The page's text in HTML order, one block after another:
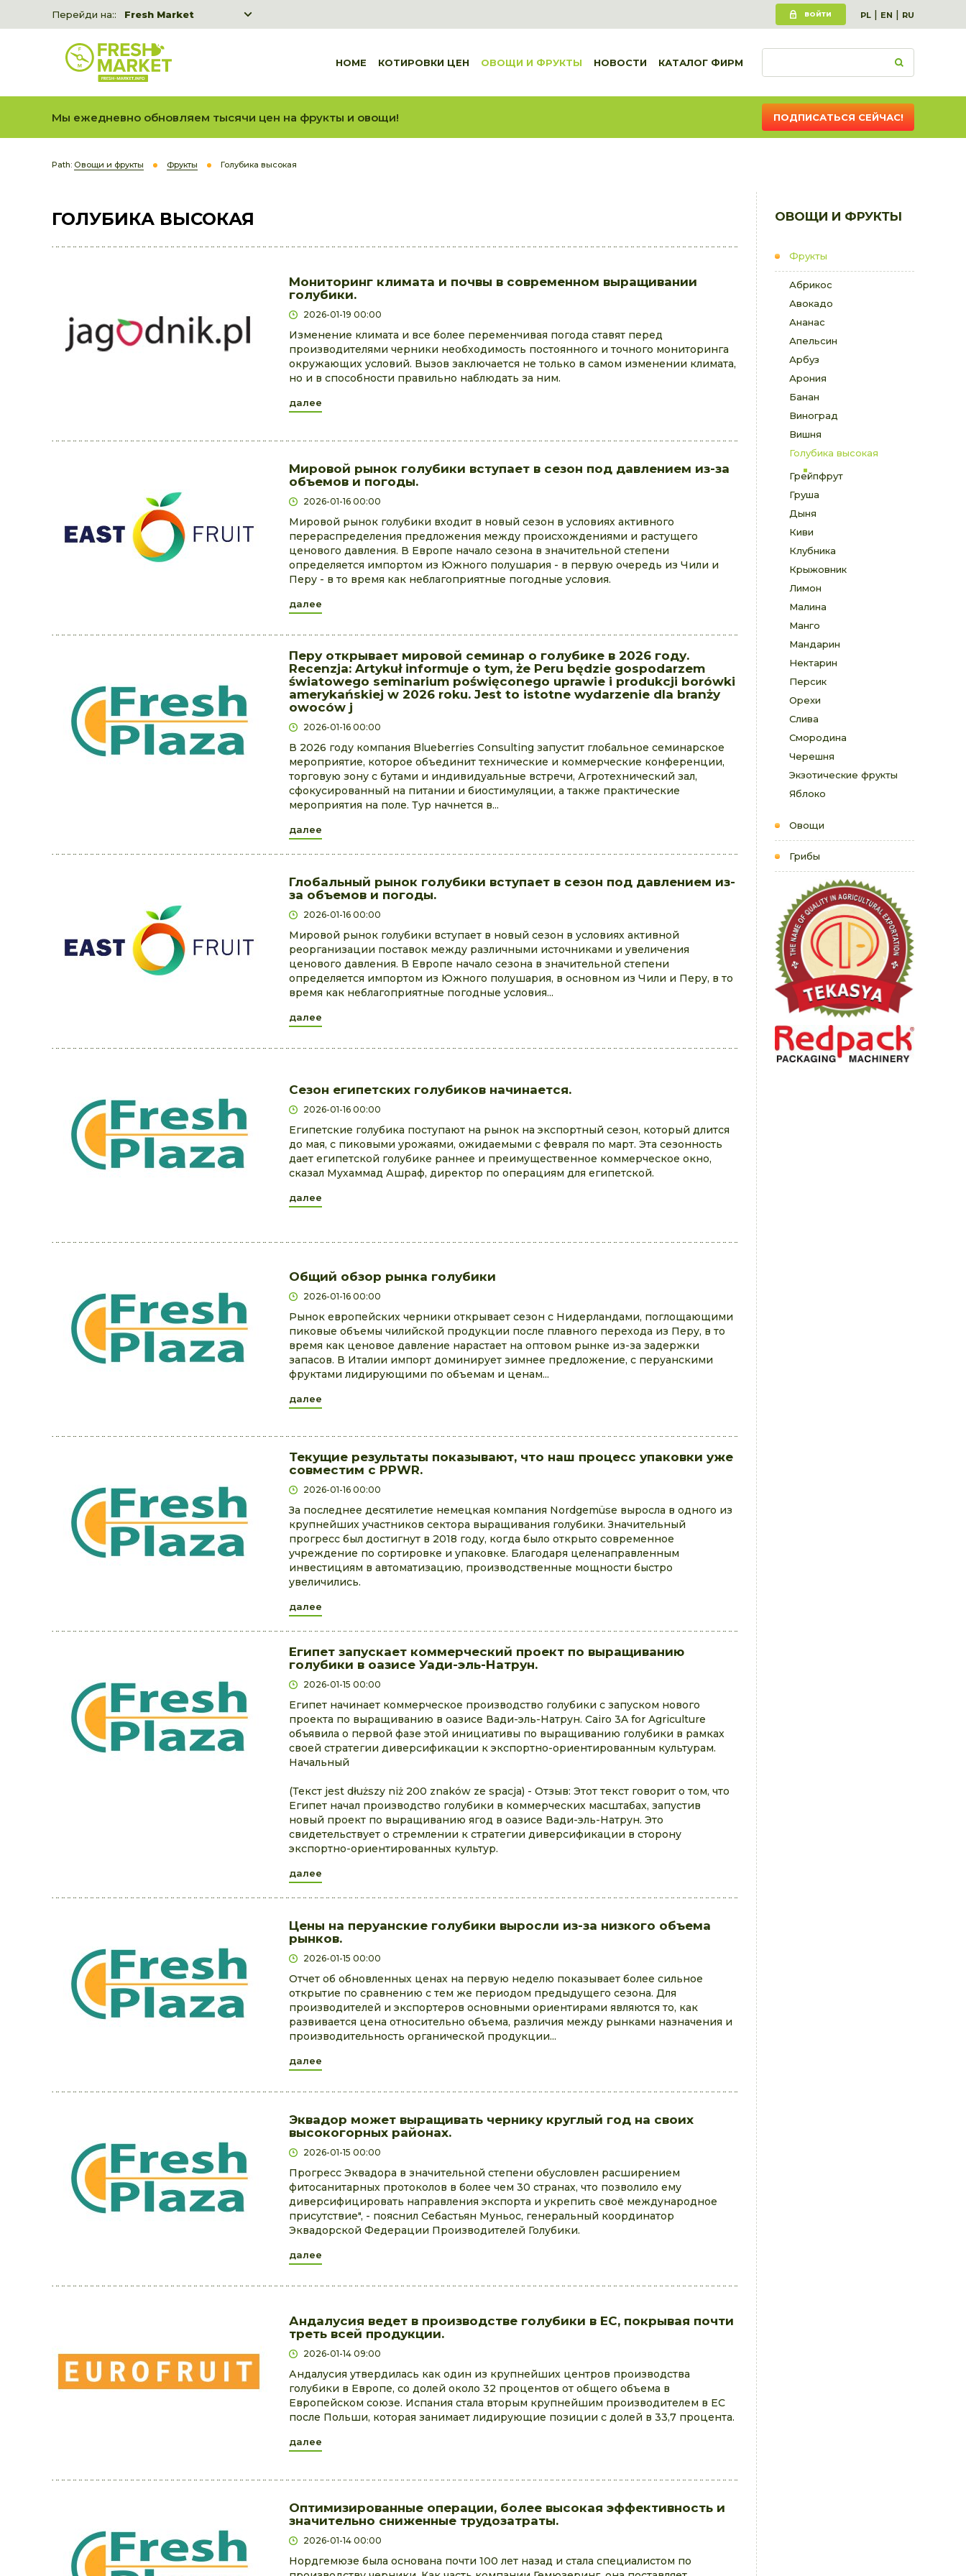
Перейди на::
Fresh Market
Fresh Market event B2B
ВОЙТИ PL | EN | RU
HOME КОТИРОВКИ ЦЕН ОВОЩИ И ФРУКТЫ НОВОСТИ КАТАЛОГ ФИРМ
Мы ежедневно обновляем тысячи цен на фрукты и овощи! ПОДПИСАТЬСЯ СЕЙЧАС!
Path: Овощи и фрукты Фрукты Голубика высокая
ОВОЩИ И ФРУКТЫ
Фрукты
Абрикос
Авокадо
Ананас
Апельсин
Арбуз
Арония
Банан
Виноград
Вишня
Голубика высокая
Грейпфрут
Груша
Дыня
Киви
Клубника
Крыжовник
Лимон
Малина
Манго
Мандарин
Нектарин
Персик
Орехи
Слива
Смородина
Черешня
Экзотические фрукты
Яблоко
Овощи
Грибы
ГОЛУБИКА ВЫСОКАЯ
Мониторинг климата и почвы в современном выращивании
голубики.
2026-01-19 00:00
Изменение климата и все более переменчивая погода ставят перед
производителями черники необходимость постоянного и точного мониторинга
окружающих условий. Вызов заключается не только в самом изменении климата,
но и в способности правильно наблюдать за ним.
далее
Мировой рынок голубики вступает в сезон под давлением из-за
объемов и погоды.
2026-01-16 00:00
Мировой рынок голубики входит в новый сезон в условиях активного
перераспределения предложения между происхождениями и растущего
ценового давления. В Европе начало сезона в значительной степени
определяется импортом из Южного полушария - в первую очередь из Чили и
Перу - в то время как неблагоприятные погодные условия.
далее
Перу открывает мировой семинар о голубике в 2026 году.
Recenzja: Artykuł informuje o tym, że Peru będzie gospodarzem
światowego seminarium poświęconego uprawie i produkcji borówki
amerykańskiej w 2026 roku. Jest to istotne wydarzenie dla branży
owoców j
2026-01-16 00:00
В 2026 году компания Blueberries Consulting запустит глобальное семинарское
мероприятие, которое объединит технические и коммерческие конференции,
торговую зону с бутами и индивидуальные встречи, Агротехнический зал,
сфокусированный на питании и биостимуляции, а также практические
мероприятия на поле. Тур начнется в...
далее
Глобальный рынок голубики вступает в сезон под давлением из-
за объемов и погоды.
2026-01-16 00:00
Мировой рынок голубики вступает в новый сезон в условиях активной
реорганизации поставок между различными источниками и увеличения
ценового давления. В Европе начало сезона в значительной степени
определяется импортом из Южного полушария, в основном из Чили и Перу, в то
время как неблагоприятные погодные условия...
далее
Сезон египетских голубиков начинается.
2026-01-16 00:00
Египетские голубика поступают на рынок на экспортный сезон, который длится
до мая, с пиковыми урожаями, ожидаемыми с февраля по март. Эта сезонность
дает египетской голубике раннее и преимущественное коммерческое окно,
сказал Мухаммад Ашраф, директор по операциям для египетской.
далее
Общий обзор рынка голубики
2026-01-16 00:00
Рынок европейских черники открывает сезон с Нидерландами, поглощающими
пиковые объемы чилийской продукции после плавного перехода из Перу, в то
время как ценовое давление нарастает на оптовом рынке из-за задержки
запасов. В Италии импорт доминирует зимнее предложение, с перуанскими
фруктами лидирующими по объемам и ценам...
далее
Текущие результаты показывают, что наш процесс упаковки уже
совместим с PPWR.
2026-01-16 00:00
За последнее десятилетие немецкая компания Nordgemüse выросла в одного из
крупнейших участников сектора выращивания голубики. Значительный
прогресс был достигнут в 2018 году, когда было открыто современное
учреждение по сортировке и упаковке. Благодаря целенаправленным
инвестициям в автоматизацию, производственные мощности быстро
увеличились.
далее
Египет запускает коммерческий проект по выращиванию
голубики в оазисе Уади-эль-Натрун.
2026-01-15 00:00
Египет начинает коммерческое производство голубики с запуском нового
проекта по выращиванию в оазисе Вади-эль-Натрун. Cairo 3A for Agriculture
объявила о первой фазе этой инициативы по выращиванию голубики в рамках
своей стратегии диверсификации к экспортно-ориентированным культурам.
Начальный
(Текст jest dłuższy niż 200 znaków ze spacja) - Отзыв: Этот текст говорит о том, что
Египет начал производство голубики в коммерческих масштабах, запустив
новый проект по выращиванию ягод в оазисе Вади-эль-Натрун. Это
свидетельствует о стремлении к стратегии диверсификации в сторону
экспортно-ориентированных культур.
далее
Цены на перуанские голубики выросли из-за низкого объема
рынков.
2026-01-15 00:00
Отчет об обновленных ценах на первую неделю показывает более сильное
открытие по сравнению с тем же периодом предыдущего сезона. Для
производителей и экспортеров основными ориентирами являются то, как
развивается цена относительно объема, различия между рынками назначения и
производительность органической продукции...
далее
Эквадор может выращивать чернику круглый год на своих
высокогорных районах.
2026-01-15 00:00
Прогресс Эквадора в значительной степени обусловлен расширением
фитосанитарных протоколов в более чем 30 странах, что позволило ему
диверсифицировать направления экспорта и укрепить своё международное
присутствие", - пояснил Себастьян Муньос, генеральный координатор
Эквадорской Федерации Производителей Голубики.
далее
Андалусия ведет в производстве голубики в ЕС, покрывая почти
треть всей продукции.
2026-01-14 09:00
Андалусия утвердилась как один из крупнейших центров производства
голубики в Европе, со долей около 32 процентов от общего объема в
Европейском союзе. Испания стала вторым крупнейшим производителем в ЕС
после Польши, которая занимает лидирующие позиции с долей в 33,7 процента.
далее
Оптимизированные операции, более высокая эффективность и
значительно сниженные трудозатраты.
2026-01-14 00:00
Нордгемюзе была основана почти 100 лет назад и стала специалистом по